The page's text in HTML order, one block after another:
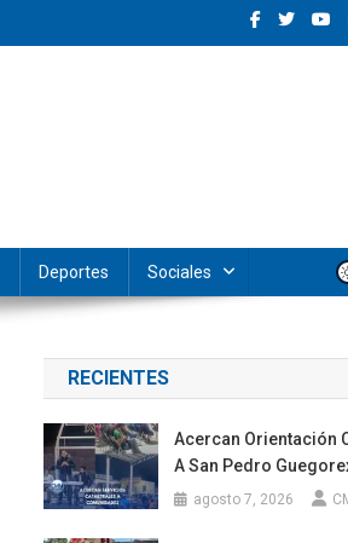
Deportes Sociales
RECIENTES
Acercan Orientación
A San Pedro
agosto 7, 2026